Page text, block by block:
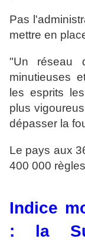
Pas
mettre en
"Un réseau
minutieuses
les esprits
plus
dépasser la
Le pays aux
400 000
Indice
: la